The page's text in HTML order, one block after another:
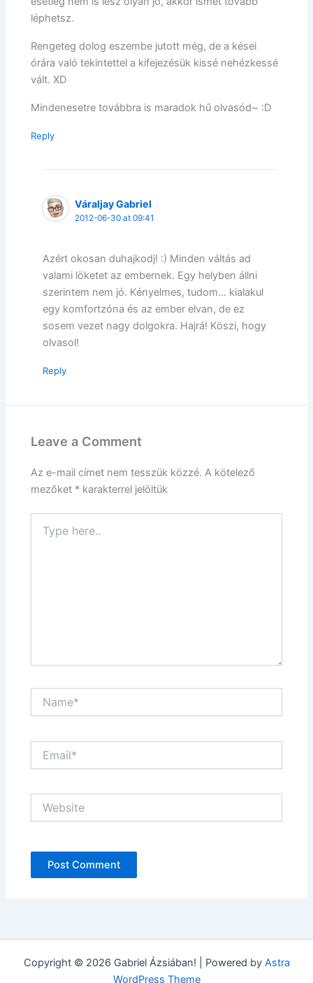
léphetsz.
Rengeteg dolog eszembe jutott még, de a kései
órára való tekintettel a kifejezésük kissé nehézkessé
vált. XD
Mindenesetre továbbra is maradok hű olvasód~ :D
Reply
Váraljay Gabriel
2012-06-30 at 09:41
Azért okosan duhajkodj! :) Minden váltás ad
valami löketet az embernek. Egy helyben állni
szerintem nem jó. Kényelmes, tudom… kialakul
egy komfortzóna és az ember elvan, de ez
sosem vezet nagy dolgokra. Hajrá! Köszi, hogy
olvasol!
Reply
Leave a Comment
Az e-mail címet nem tesszük közzé. A kötelező
mezőket * karakterrel jelöltük
here..
Copyright © 2026 Gabriel Ázsiában! | Powered by Astra
WordPress Theme